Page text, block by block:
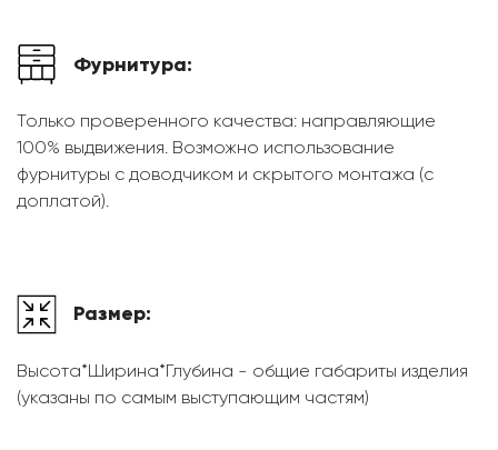
Фурнитура:
Только проверенного качества: направляющие
100% выдвижения. Возможно использование
фурнитуры с доводчиком и скрытого монтажа (с
доплатой).
Размер:
Высота*Ширина*Глубина - общие габариты изделия
(указаны по самым выступающим частям)